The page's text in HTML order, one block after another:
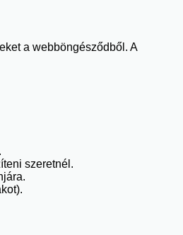
a webböngésződből. A
szeretnél.